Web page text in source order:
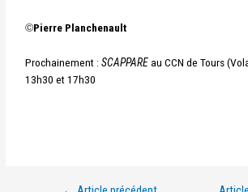
©Pierre Planchenault
Prochainement :SCAPPAREau CCN de Tours
13h30 et 17h30